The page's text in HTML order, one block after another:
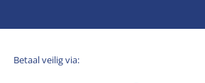
Betaal veilig via: